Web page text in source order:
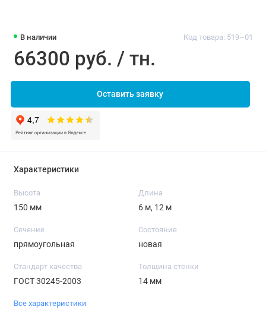
В наличии Код товара: 519~01
66300 руб. / тн.
Оставить заявку
Характеристики
Высота
150 мм
Длина
6 м, 12 м
Сечение
прямоугольная
Состояние
новая
Стандарт качества
ГОСТ 30245-2003
Толщина стенки
14 мм
Все характеристики